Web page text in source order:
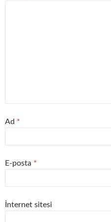
Ad *
E-posta *
İnternet sitesi